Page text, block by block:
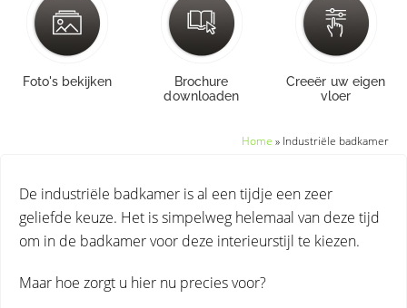
Foto's bekijken
Brochure
downloaden
Creeër uw eigen
vloer
Home » Industriële badkamer
De industriële badkamer is al een tijdje een zeer
geliefde keuze. Het is simpelweg helemaal van deze tijd
om in de badkamer voor deze interieurstijl te kiezen.
Maar hoe zorgt u hier nu precies voor?